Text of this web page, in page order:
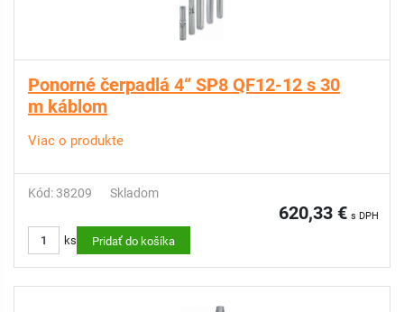
Ponorné čerpadlá 4“ SP8 QF12-12 s 30
m káblom
Viac o produkte
Kód: 38209 Skladom
620,33 € s DPH
ks Pridať do košíka